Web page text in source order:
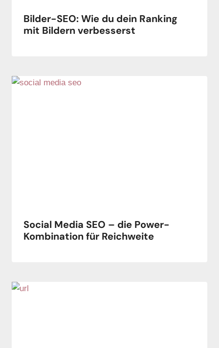
Bilder-SEO: Wie du dein Ranking
mit Bildern verbesserst
Social Media SEO – die Power-
Kombination für Reichweite